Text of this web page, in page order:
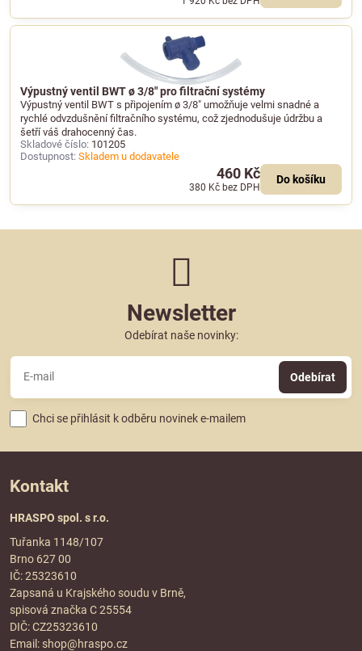
Výpustný ventil BWT ø 3/8" pro filtrační systémy
Výpustný ventil BWT s připojením ø 3/8" umožňuje velmi snadné a
rychlé odvzdušnění filtračního systému, což zjednodušuje údržbu a
šetří váš drahocenný čas.
Skladové číslo: 101205
Dostupnost: Skladem u dodavatele
460 Kč
380 Kč bez DPH
Do košíku
Newsletter
Odebírat naše novinky:
Odebírat
Chci se přihlásit k odběru novinek e-mailem
Kontakt
HRASPO spol. s r.o.
Tuřanka 1148/107
Brno 627 00
IČ: 25323610
Zapsaná u Krajského soudu v Brně,
spisová značka C 25554
DIČ: CZ25323610
Email: shop@hraspo.cz